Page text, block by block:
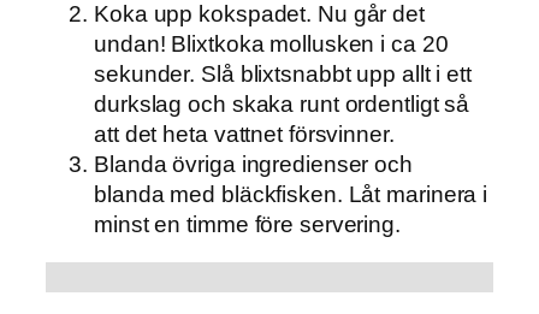
Koka upp kokspadet. Nu går det
undan! Blixtkoka mollusken i ca 20
sekunder. Slå blixtsnabbt upp allt i ett
durkslag och skaka runt ordentligt så
att det heta vattnet försvinner.
Blanda övriga ingredienser och
blanda med bläckfisken. Låt marinera i
minst en timme före servering.